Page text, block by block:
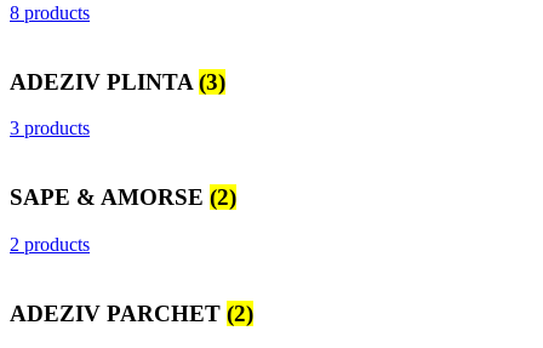
8 products
ADEZIV PLINTA (3)
3 products
SAPE & AMORSE (2)
2 products
ADEZIV PARCHET (2)